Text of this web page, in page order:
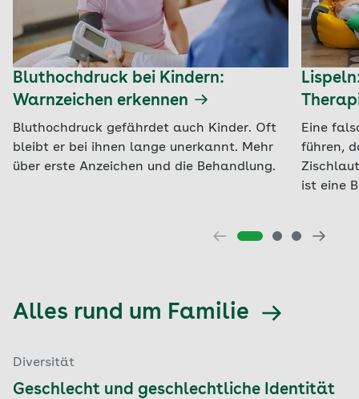
Bluthochdruck bei Kindern:
Warnzeichen erkennen
Bluthochdruck gefährdet auch Kinder. Oft
bleibt er bei ihnen lange unerkannt. Mehr
über erste Anzeichen und die Behandlung.
Eine
führen,
ist eine
Alles rund um Familie
Diversität
Geschlecht und geschlechtliche Identität